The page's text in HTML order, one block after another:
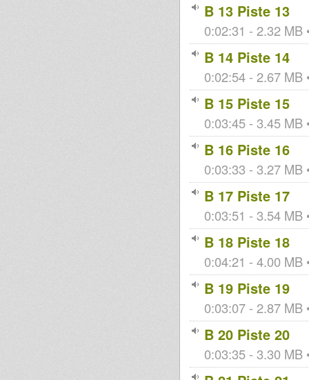
B 13 Piste 13
0:02:31 - 2.32 MB
B 14 Piste 14
0:02:54 - 2.67 MB
B 15 Piste 15
0:03:45 - 3.45 MB
B 16 Piste 16
0:03:33 - 3.27 MB
B 17 Piste 17
0:03:51 - 3.54 MB
B 18 Piste 18
0:04:21 - 4.00 MB
B 19 Piste 19
0:03:07 - 2.87 MB
B 20 Piste 20
0:03:35 - 3.30 MB